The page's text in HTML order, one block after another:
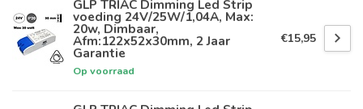
GLP TRIAC Dimming Led Strip
voeding 24V/25W/1,04A, Max:
20w, Dimbaar,
Afm:122x52x30mm, 2 Jaar
Garantie
Op voorraad
€15,95